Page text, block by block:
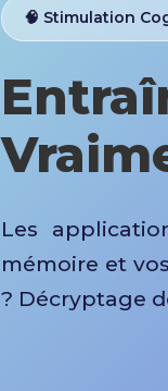
🧠 Stimulation
Les
mémoire et
? Décryptage